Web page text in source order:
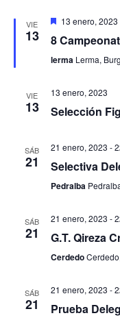
VIE
13
Destacado
13 enero, 2023
8
lerma Lerma,
VIE
13
13 enero, 2023
Selección
SÁB
21
21 enero, 2023 -
Selectiva
Pedralba
SÁB
21
21 enero, 2023 -
G.T. Qireza
Cerdedo
SÁB
21
21 enero, 2023 -
Prueba